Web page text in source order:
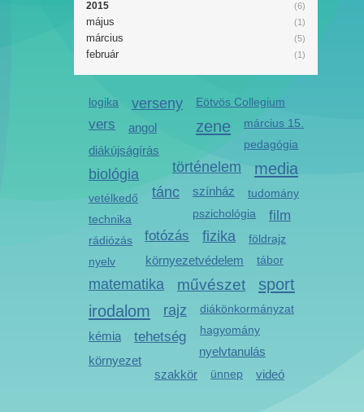
(6)
2015
(1)
május
(5)
március
(1)
február
logika verseny Eötvös Collegium
zene
vers március 15.
angol
diákújságírás
pedagógia
történelem media
biológia
tánc
színház
pszichológia
tudomány
vetélkedő
technika
fotózás
film
fizika földrajz
rádiózás
környezetvédelem tábor
matematika művészet
sport
irodalom
rajz
diákönkormányzat
hagyomány
nyelv
kémia tehetség
nyelvtanulás
környezet
szakkör
ünnep videó